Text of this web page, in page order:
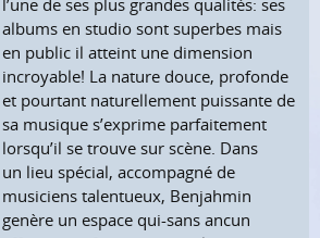
l’une de ses plus grandes qualités: ses
albums en studio sont superbes mais
en public il atteint une dimension
incroyable! La nature douce, profonde
et pourtant naturellement puissante de
sa musique s’exprime parfaitement
lorsqu’il se trouve sur scène. Dans
un lieu spécial, accompagné de
musiciens talentueux, Benjahmin
genère un espace qui-sans ancun